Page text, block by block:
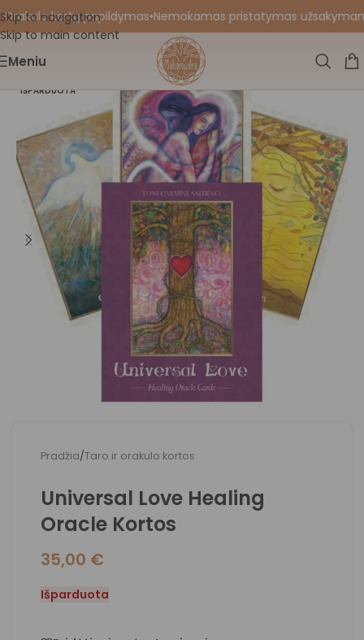
Skip to navigation
Skip to main content
kortų papildymas•Nemokamas pristatymas
Meniu
IŠPARDUOTA
Pradžia/Taro ir orakulo kortos
Universal Love Healing
Oracle Kortos
35,00 €
Išparduota